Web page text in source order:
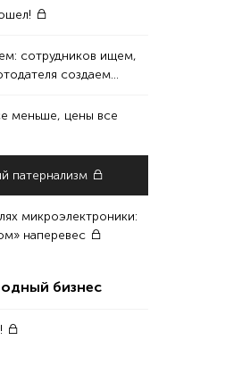
сотрудников ищем,
создаем…
меньше, цены все
патернализм
микроэлектроники:
наперевес
бизнес